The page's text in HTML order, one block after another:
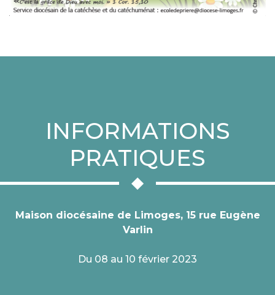
INFORMATIONS
PRATIQUES
Maison diocésaine de Limoges, 15 rue Eugène
Varlin
Du 08 au 10 février 2023